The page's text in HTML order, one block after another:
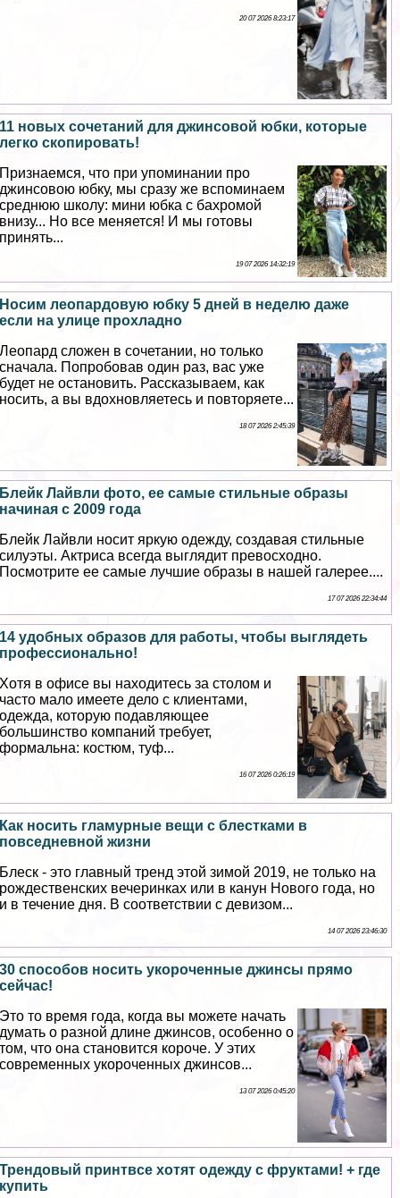
20 07 2026 8:23:17
11 новых сочетаний для джинсовой юбки, которые
легко скопировать!
Признаемся, что при упоминании про
джинсовою юбку, мы сразу же вспоминаем
среднюю школу: мини юбка с бахромой
внизу... Но все меняется! И мы готовы
принять...
19 07 2026 14:32:19
Носим леопардовую юбку 5 дней в неделю даже
если на улице прохладно
Леопард сложен в сочетании, но только
сначала. Попробовав один раз, вас уже
будет не остановить. Рассказываем, как
носить, а вы вдохновляетесь и повторяете...
18 07 2026 2:45:39
Блейк Лайвли фото, ее самые стильные образы
начиная с 2009 года
Блейк Лайвли носит яркую одежду, создавая стильные
силуэты. Актриса всегда выглядит превосходно.
Посмотрите ее самые лучшие образы в нашей галерее....
17 07 2026 22:34:44
14 удобных образов для работы, чтобы выглядеть
профессионально!
Хотя в офисе вы находитесь за столом и
часто мало имеете дело с клиентами,
одежда, которую подавляющее
большинство компаний требует,
формальна: костюм, туф...
16 07 2026 0:26:19
Как носить гламурные вещи с блестками в
повседневной жизни
Блеск - это главный тренд этой зимой 2019, не только на
рождественских вечеринках или в канун Нового года, но
и в течение дня. В соответствии с девизом...
14 07 2026 23:46:30
30 способов носить укороченные джинсы прямо
сейчас!
Это то время года, когда вы можете начать
думать о разной длине джинсов, особенно о
том, что она становится короче. У этих
современных укороченных джинсов...
13 07 2026 0:45:20
Трендовый принтвсе хотят одежду с фруктами! + где
купить